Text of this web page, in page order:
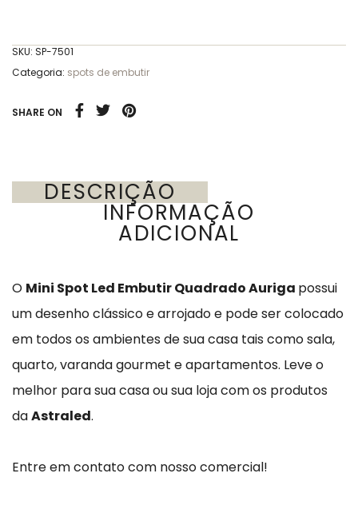
SKU: SP-7501
Categoria: spots de embutir
SHARE ON
DESCRIÇÃO
INFORMAÇÃO
ADICIONAL
O Mini Spot Led Embutir Quadrado Auriga possui
um desenho clássico e arrojado e pode ser colocado
em todos os ambientes de sua casa tais como sala,
quarto, varanda gourmet e apartamentos. Leve o
melhor para sua casa ou sua loja com os produtos
daAstraled.
Entre em contato com nosso comercial!